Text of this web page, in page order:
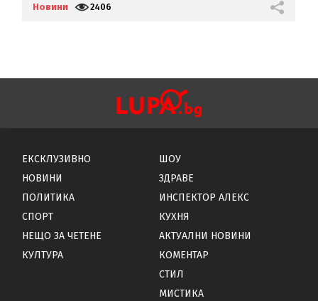
Новини 2406
ЕКСКЛУЗИВНО
НОВИНИ
ПОЛИТИКА
СПОРТ
НЕЩО ЗА ЧЕТЕНЕ
КУЛТУРА
ШОУ
ЗДРАВЕ
ИНСПЕКТОР АЛЕКС
КУХНЯ
АКТУАЛНИ НОВИНИ
КОМЕНТАР
СТИЛ
МИСТИКА